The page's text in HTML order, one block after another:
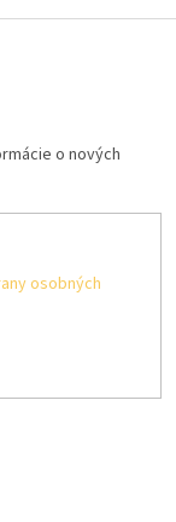
o nových
osobných